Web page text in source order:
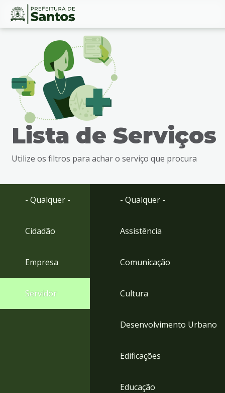
Ir
busca
Ir
Conteúdo
Lista de Serviços
Utilize os filtros para achar o serviço que procura
- Qualquer -
Cidadão
Empresa
Servidor
- Qualquer -
Assistência
Comunicação
Cultura
Desenvolvimento Urbano
Edificações
Educação